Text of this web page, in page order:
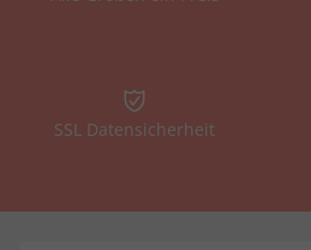
SSL Datensicherheit